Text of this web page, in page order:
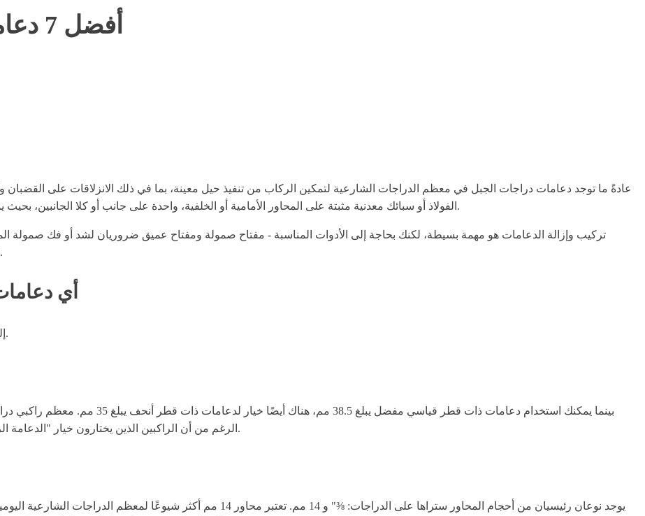
أفضل 7 دعامات لدراجات الجبل لتشتريها
عادةً ما توجد دعامات دراجات الجبل في معظم الدراجات الشارعية لتمكين الركاب من تنفيذ حيل معينة، بما في ذلك الانزلاقات على
الفولاذ أو سبائك معدنية مثبتة على المحاور الأمامية أو الخلفية، واحدة على جانب أو كلا الجانبين، بحيث يمكنك استخدام دراجتك بوجود ما يصل إلى أربع دعامات كما ترغب.
تركيب وإزالة الدعامات هو مهمة بسيطة، لكنك بحاجة إلى الأدوات المناسبة - مفتاح صمولة ومفتاح عميق ضروريان لشد أو فك صمولة
دعامات دراجات الجبل المتاحة وابحث عن الدعامات المناسبة لك.
أي
إليك كل ما تحتاج إلى البحث عنه عند اختيار دعامات دراجات الجبل.
الرغم من أن الراكبين الذين يختارون خيار "الدعامة الرفيعة" يفعلون ذلك لأنه يقلل الحمولة أثناء الحيل ويكون أخف وزنًا.
يوجد نوعان رئيسيان من أحجام المحاور ستراها على الدراجات: ⅜" و 14 مم. تعتبر